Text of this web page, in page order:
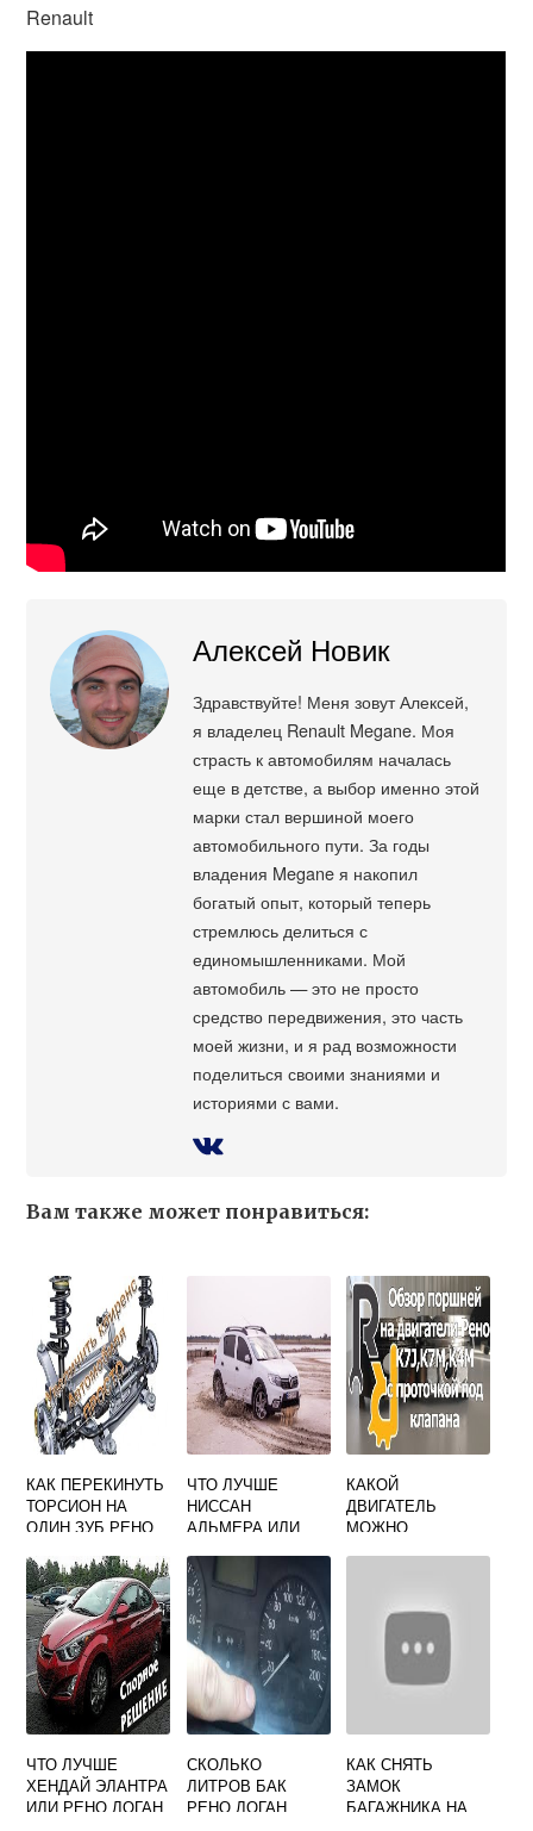
Renault
Алексей Новик
Здравствуйте! Меня зовут Алексей,
я владелец Renault Megane. Моя
страсть к автомобилям началась
еще в детстве, а выбор именно этой
марки стал вершиной моего
автомобильного пути. За годы
владения Megane я накопил
богатый опыт, который теперь
стремлюсь делиться с
единомышленниками. Мой
автомобиль — это не просто
средство передвижения, это часть
моей жизни, и я рад возможности
поделиться своими знаниями и
историями с вами.
Вам также может понравиться:
КАК ПЕРЕКИНУТЬ
ТОРСИОН НА
ОДИН ЗУБ РЕНО
ЧТО ЛУЧШЕ
НИССАН
АЛЬМЕРА ИЛИ
СТЕПВЕЙ
КАКОЙ
ДВИГАТЕЛЬ
МОЖНО
СТАНДАРТНОГО
ЧТО ЛУЧШЕ
ХЕНДАЙ ЭЛАНТРА
ИЛИ РЕНО ЛОГАН
СКОЛЬКО
ЛИТРОВ БАК
РЕНО ЛОГАН
КАК СНЯТЬ
ЗАМОК
БАГАЖНИКА НА